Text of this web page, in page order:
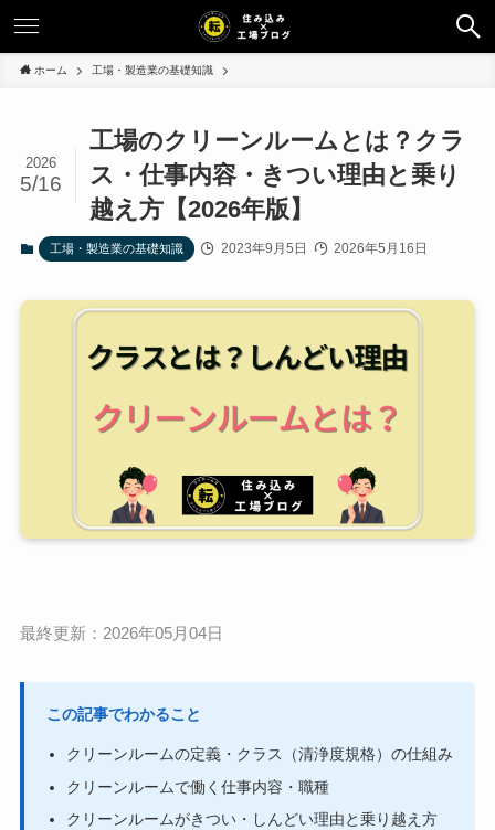
ホーム 工場・製造業の基礎知識
工場のクリーンルームとは？クラ
ス・仕事内容・きつい理由と乗り
越え方【2026年版】
2026
5/16
工場・製造業の基礎知識 2023年9月5日 2026年5月16日
最終更新：2026年05月04日
この記事でわかること
クリーンルームの定義・クラス（清浄度規格）の仕組み
クリーンルームで働く仕事内容・職種
クリーンルームがきつい・しんどい理由と乗り越え方